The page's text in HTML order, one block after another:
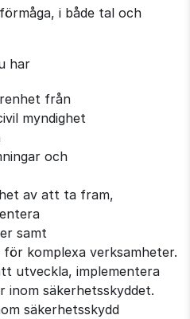
i både tal och
har
från
myndighet
och
av att ta fram,
samt
komplexa verksamheter.
utveckla, implementera
inom säkerhetsskyddet.
säkerhetsskydd